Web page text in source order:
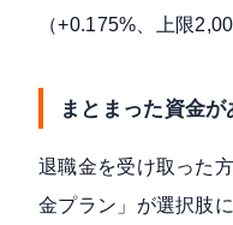
（+0.175%、上限
まとまった資金が
退職金を受け取った
金プラン」が選択肢